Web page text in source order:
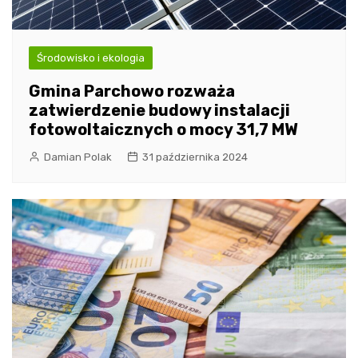
Środowisko i ekologia
Gmina Parchowo rozważa
zatwierdzenie budowy instalacji
fotowoltaicznych o mocy 31,7 MW
Damian Polak 31 października 2024